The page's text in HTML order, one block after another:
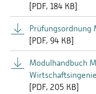
Im Fachbereich
bieten wir eine breite
Laboren an:
Institut für
[PDF 184 KB]
Prüfungsordnung
[PDF 94 KB]
Modulhandbuch
[PDF 205 KB]